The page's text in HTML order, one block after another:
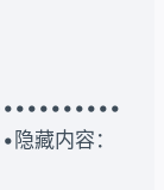
藏内容：